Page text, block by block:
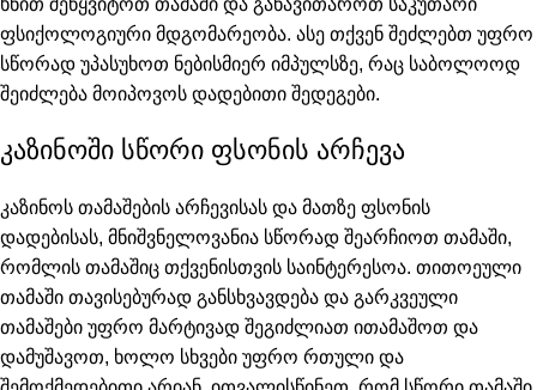
ხნით შეწყვიტოთ თამაში და განავითაროთ საკუთარი
ფსიქოლოგიური მდგომარეობა. ასე თქვენ შეძლებთ უფრო
სწორად უპასუხოთ ნებისმიერ იმპულსზე, რაც საბოლოოდ
შეიძლება მოიპოვოს დადებითი შედეგები.
კაზინოში სწორი ფსონის არჩევა
კაზინოს თამაშების არჩევისას და მათზე ფსონის
დადებისას, მნიშვნელოვანია სწორად შეარჩიოთ თამაში,
რომლის თამაშიც თქვენისთვის საინტერესოა. თითოეული
თამაში თავისებურად განსხვავდება და გარკვეული
თამაშები უფრო მარტივად შეგიძლიათ ითამაშოთ და
დამუშავოთ, ხოლო სხვები უფრო რთული და